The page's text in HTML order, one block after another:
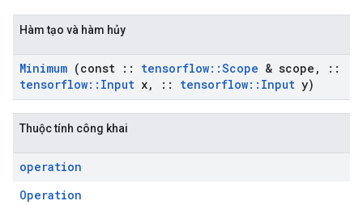
Hàm tạo và hàm hủy
Minimum (const :: tensorflow::Scope & scope ,
::
tensorflow:: Input x, :: tensorflow:: Input y)
Thuộc tính công khai
operation
Operation